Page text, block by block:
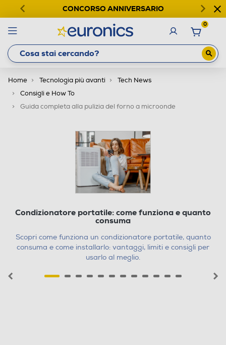
CONCORSO ANNIVERSARIO
0
Home Tecnologia più avanti
Tech News
Consigli e How To
Guida completa alla pulizia del forno a microonde
Condizionatore portatile: come funziona e quanto
consuma
Scopri come funziona un condizionatore portatile, quanto
consuma e come installarlo: vantaggi, limiti e consigli per
usarlo al meglio.